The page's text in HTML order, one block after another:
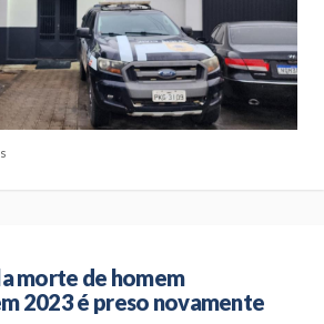
morte de homem
2023 é preso novamente